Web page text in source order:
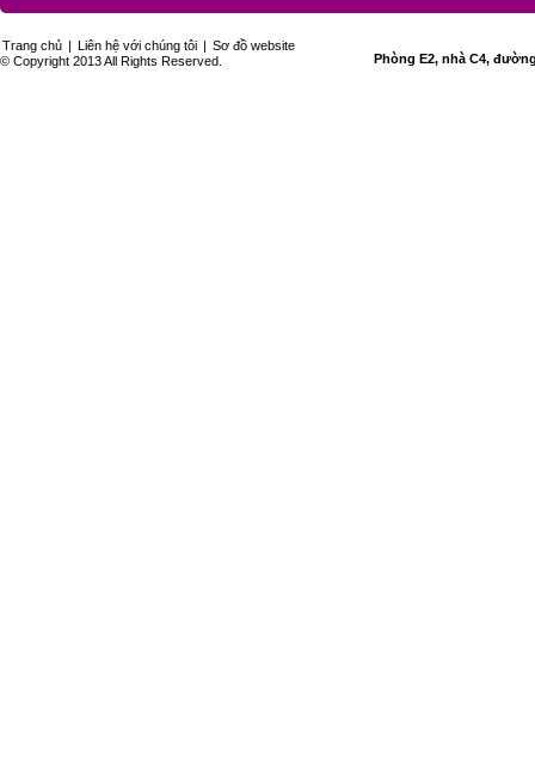
Trang chủ | Liên hệ với chúng tôi | Sơ đồ website
© Copyright 2013 All Rights Reserved.
Phòng E2, nhà C4,